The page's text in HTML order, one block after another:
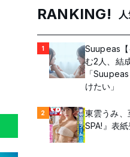
RANKING!
1
Suupeas【
む2人、結
「
けたい」
2
東雲うみ、
SPA!』表